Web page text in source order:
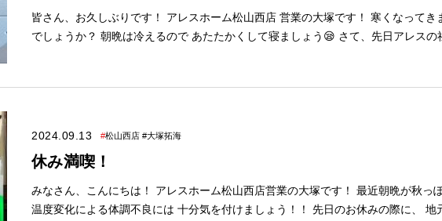
皆さん、お久しぶりです！ アレスホーム松山西店 営業の大塚です！ 寒くなってきましたが、 体調はいかが
でしょうか？ 朝晩は冷えるので あたたかくして寝ましょう😪 さて、先日アレスの社員とサバゲ―を してき
をご覧ください✨ ↓最新イベント情報は下の画像をクリック↓ ■このスタッフが在籍している店舗■ 大塚は松
い！ 松山西店
2024.09.13 #松山西店 #大塚拓海
休み満喫！
みなさん、こんにちは！ アレスホーム松山西店営業の大塚です！ 最近朝晩が秋っぽくなってきましたね🍁
温度変化による体調不良には 十分気を付けましょう！！ 先日のお休みの際に、 地元である大洲のお店に行